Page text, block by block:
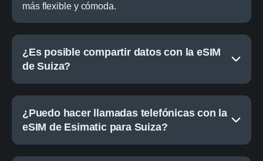
más flexible y cómoda.
¿Es posible compartir datos con la eSIM
de Suiza?
¿Puedo hacer llamadas telefónicas con la
eSIM de Esimatic para Suiza?